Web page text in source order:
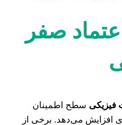
صفر
فیزیکی سطح اطمینان
افزایش می‌دهد. برخی از